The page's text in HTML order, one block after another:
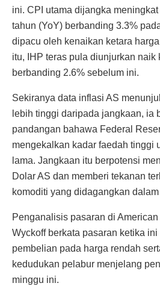
ini. CPI utama dijangka
tahun (YoY) berbanding 3.3%
dipacu oleh kenaikan ketara
itu, IHP teras pula diunjurkan naik
berbanding 2.6% sebelum ini.
Sekiranya data inflasi AS
lebih tinggi daripada jangkaan, ia
pandangan bahawa Federal
mengekalkan kadar faedah tinggi
lama. Jangkaan itu berpotensi
Dolar AS dan memberi tekanan
komoditi yang didagangkan
Penganalisis pasaran di
Wyckoff berkata pasaran ketika
pembelian pada harga rendah
kedudukan pelabur menjelang
minggu ini.